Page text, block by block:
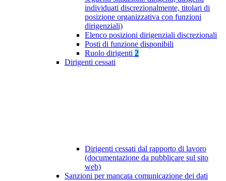
individuati discrezionalmente, titolari di
posizione organizzativa con funzioni
dirigenziali)
Elenco posizioni dirigenziali discrezionali
Posti di funzione disponibili
Ruolo dirigenti 2
Dirigenti cessati
Dirigenti cessati dal rapporto di lavoro
(documentazione da pubblicare sul sito
web)
Sanzioni per mancata comunicazione dei dati